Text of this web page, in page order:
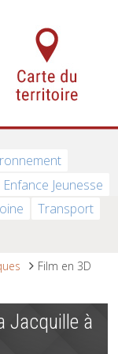
Enfance Jeunesse
Transport
Film en 3D
Jacquille à